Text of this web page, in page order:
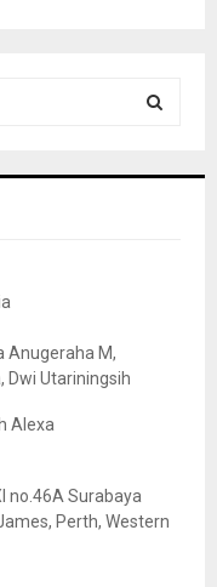
Anugeraha M,
Dwi Utariningsih
Alexa
no.46A Surabaya
Perth, Western